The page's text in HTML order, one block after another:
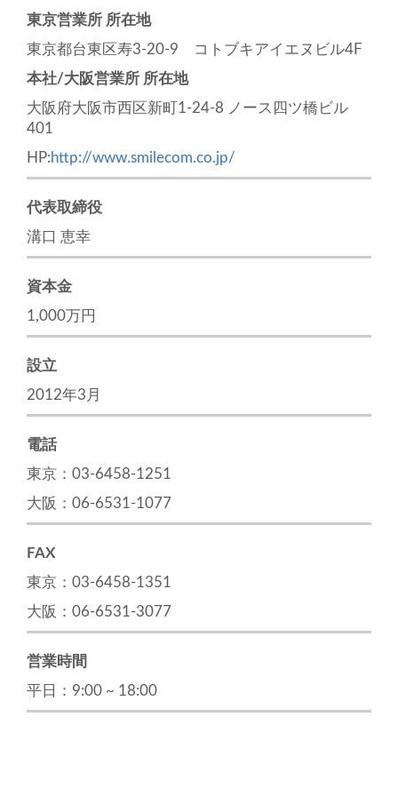
東京営業所 所在地
東京都台東区寿3-20-9 コトブキアイエヌビル4F
本社/大阪営業所 所在地
大阪府大阪市西区新町1-24-8 ノース四ツ橋ビル
401
HP:http://www.smilecom.co.jp/
代表取締役
溝口 恵幸
資本金
1,000万円
設立
2012年3月
電話
東京：03-6458-1251
大阪：06-6531-1077
FAX
東京：03-6458-1351
大阪：06-6531-3077
営業時間
平日：9:00 ~ 18:00